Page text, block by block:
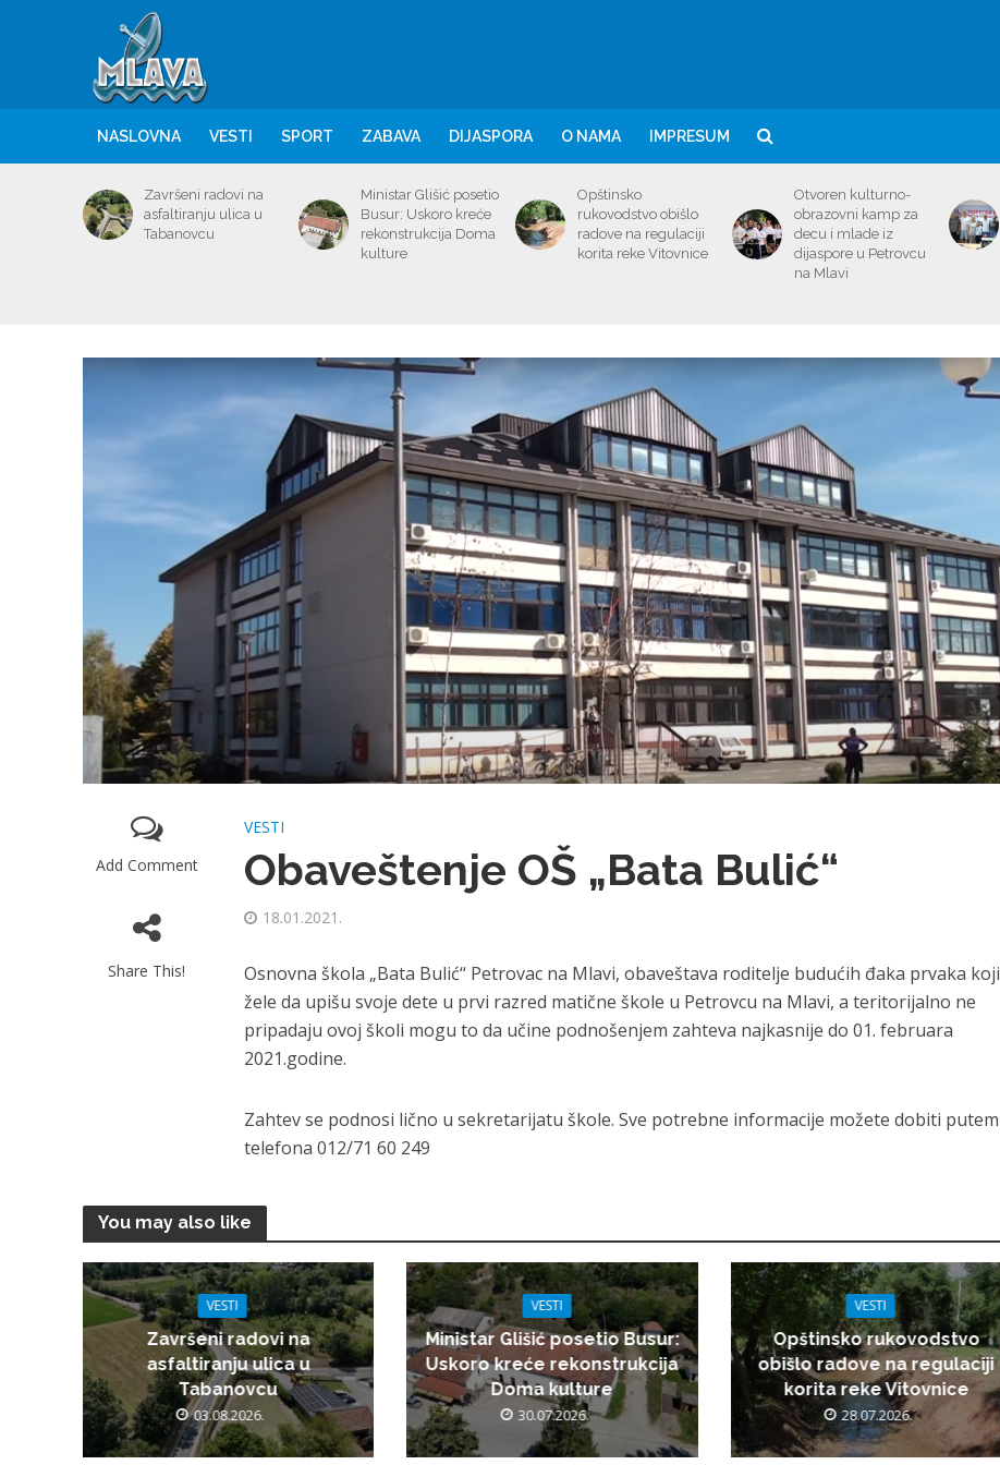
NASLOVNA VESTI SPORT ZABAVA DIJASPORA O NAMA IMPRESUM
Završeni radovi na
asfaltiranju ulica u
Tabanovcu
Ministar Glišić posetio
Busur: Uskoro kreće
rekonstrukcija Doma
kulture
Opštinsko
rukovodstvo obišlo
radove na regulaciji
korita reke Vitovnice
Otvoren kulturno-
obrazovni kamp za
decu i mlade iz
dijaspore u Petrovcu
na Mlavi
Add Comment
Share This!
VESTI
Obaveštenje OŠ „Bata Bulić“
18.01.2021.
Osnovna škola „Bata Bulić“ Petrovac na Mlavi, obaveštava roditelje budućih đaka prvaka koji
žele da upišu svoje dete u prvi razred matične škole u Petrovcu na Mlavi, a teritorijalno ne
pripadaju ovoj školi mogu to da učine podnošenjem zahteva najkasnije do 01. februara
2021.godine.
Zahtev se podnosi lično u sekretarijatu škole. Sve potrebne informacije možete dobiti putem
telefona 012/71 60 249
You may also like
VESTI
Završeni radovi na
asfaltiranju ulica u
Tabanovcu
03.08.2026.
VESTI
Ministar Glišić posetio Busur:
Uskoro kreće rekonstrukcija
Doma kulture
30.07.2026.
VESTI
Opštinsko rukovodstvo
obišlo radove na regulaciji
korita reke Vitovnice
28.07.2026.